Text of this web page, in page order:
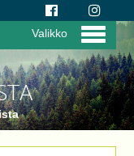
Valikko